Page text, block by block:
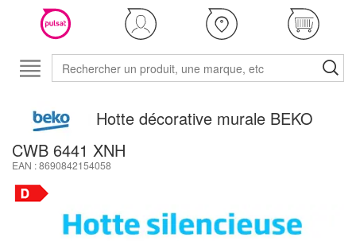
Hotte décorative murale BEKO
CWB 6441 XNH
EAN : 8690842154058